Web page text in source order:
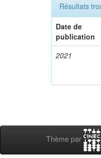
Résultats
Date de
publication
2021
Thème par